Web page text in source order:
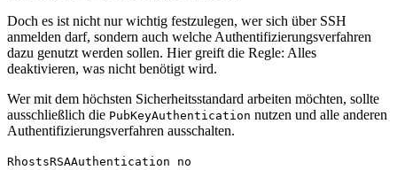
Doch es ist nicht nur wichtig festzulegen, wer sich über SSH
anmelden darf, sondern auch welche Authentifizierungsverfahren
dazu genutzt werden sollen. Hier greift die Regle: Alles
deaktivieren, was nicht benötigt wird.
Wer mit dem höchsten Sicherheitsstandard arbeiten möchten, sollte
ausschließlich die PubKeyAuthentication nutzen und alle anderen
Authentifizierungsverfahren ausschalten.
RhostsRSAAuthentication no